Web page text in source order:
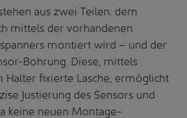
aus zwei Teilen: dem
mittels der vorhandenen
montiert wird – und der
Bohrung. Diese, mittels
Halter fixierte Lasche, ermöglicht
Justierung des Sensors und
keine neuen Montage-